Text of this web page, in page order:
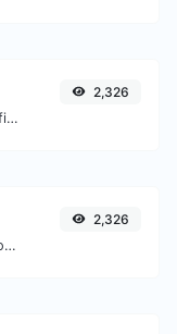
Convertissez facilement les fichiers image JPG en PNG.
2,326
Générez un hachage MD4 pour toute entrée de chaîne.
2,326